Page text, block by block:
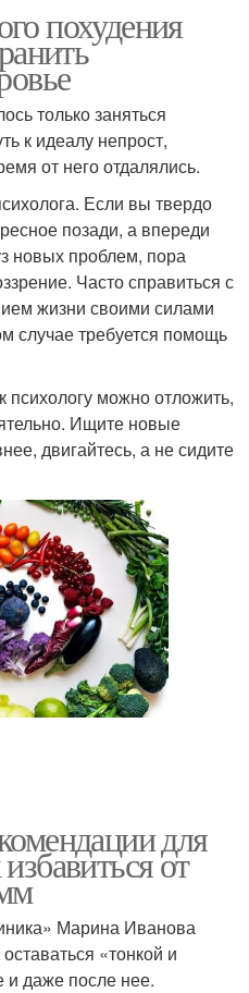
похудения
только заняться
к идеалу непрост,
от него отдалялись.
Если вы твердо
позади, а впереди
новых проблем, пора
Часто справиться с
жизни своими силами
случае требуется помощь
можно отложить,
Ищите новые
двигайтесь, а не сидите
для
от
Марина Иванова
«тонкой и
и даже после нее.